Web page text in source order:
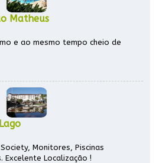
Matheus
e ao mesmo tempo cheio de
Monitores, Piscinas
Excelente Localização !